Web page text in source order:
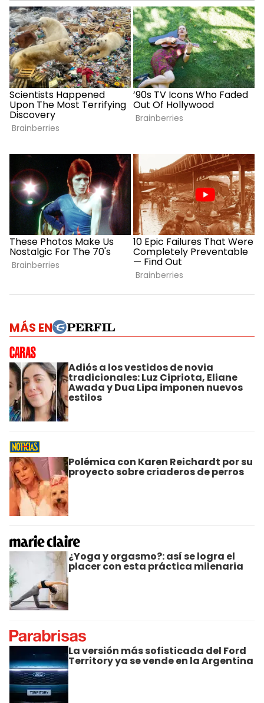
MÁS EN
Adiós a los vestidos de novia
tradicionales: Luz Cipriota, Eliane
Awada y Dua Lipa imponen nuevos
estilos
Polémica con Karen Reichardt por su
proyecto sobre criaderos de perros
¿Yoga y orgasmo?: así se logra el
placer con esta práctica milenaria
La versión más sofisticada del Ford
Territory ya se vende en la Argentina